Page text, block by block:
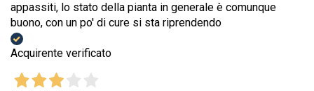
appassiti, lo stato della pianta in generale è comunque
buono, con un po' di cure si sta riprendendo
Acquirente verificato